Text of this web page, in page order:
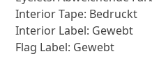
Interior Tape: Bedruckt
Interior Label: Gewebt
Flag Label: Gewebt